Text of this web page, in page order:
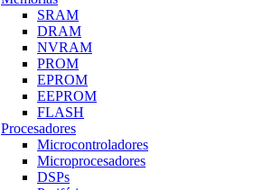
SRAM
DRAM
NVRAM
PROM
EPROM
EEPROM
FLASH
Procesadores
Microcontroladores
Microprocesadores
DSPs